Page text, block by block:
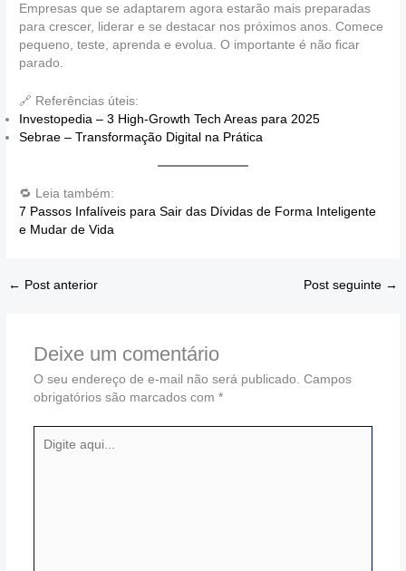
Empresas que se adaptarem agora estarão mais preparadas
para crescer, liderar e se destacar nos próximos anos. Comece
pequeno, teste, aprenda e evolua. O importante é não ficar
parado.
🔗 Referências úteis:
Investopedia – 3 High‑Growth Tech Areas para 2025
Sebrae – Transformação Digital na Prática
🔁 Leia também:
7 Passos Infalíveis para Sair das Dívidas de Forma Inteligente
e Mudar de Vida
← Post anterior Post seguinte →
Deixe um comentário
O seu endereço de e-mail não será publicado. Campos
obrigatórios são marcados com *
aqui...